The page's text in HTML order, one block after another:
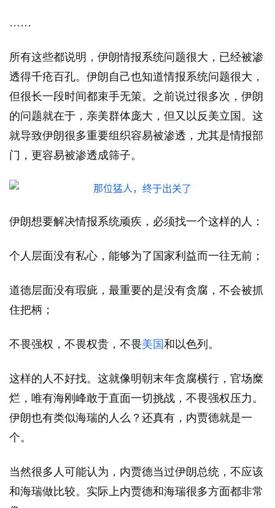
……
所有这些都说明，伊朗情报系统问题很大，已经被渗
透得千疮百孔。伊朗自己也知道情报系统问题很大，
但很长一段时间都束手无策。之前说过很多次，伊朗
的问题就在于，亲美群体庞大，但又以反美立国。这
就导致伊朗很多重要组织容易被渗透，尤其是情报部
门，更容易被渗透成筛子。
伊朗想要解决情报系统顽疾，必须找一个这样的人：
个人层面没有私心，能够为了国家利益而一往无前；
道德层面没有瑕疵，最重要的是没有贪腐，不会被抓
住把柄；
不畏强权，不畏权贵，不畏美国和以色列。
这样的人不好找。这就像明朝末年贪腐横行，官场糜
烂，唯有海刚峰敢于直面一切挑战，不畏强权压力。
伊朗也有类似海瑞的人么？还真有，内贾德就是一
个。
当然很多人可能认为，内贾德当过伊朗总统，不应该
和海瑞做比较。实际上内贾德和海瑞很多方面都非常